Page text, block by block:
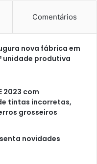
Comentários
nova fábrica em
unidade produtiva
2023 com
tintas incorretas,
grosseiros
novidades